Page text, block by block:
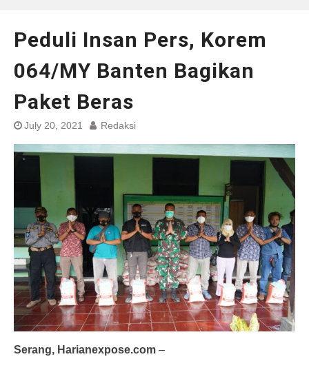
Peduli Insan Pers, Korem
064/MY Banten Bagikan
Paket Beras
July 20, 2021 Redaksi
Serang, Harianexpose.com –